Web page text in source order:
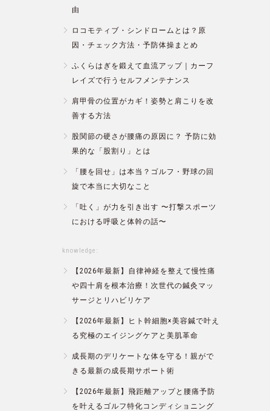
由
ロコモティブ・シンドロームとは？原
因・チェック方法・予防体操まとめ
ふくらはぎを鍛えて血流アップ｜カーフ
レイズで行うセルフメンテナンス
肩甲骨の位置がカギ！姿勢と肩こりを改
善する方法
股関節の硬さが腰痛の原因に？ 予防に効
果的な「股割り」とは
「腰を回せ」は本当？ゴルフ・野球の回
旋で本当に大切なこと
「吐く」が力を引き出す 〜打撃スポーツ
における呼吸と体幹の話〜
knowledge:
【2026年最新】自律神経を整えて慢性痛
や四十肩を根本治療！次世代の鍼灸マッ
サージとリハビリケア
【2026年最新】ヒト幹細胞×美容鍼で叶え
る究極のエイジングケアと美肌革命
成長期のデリケートな体を守る！親がで
きる最新の成長期サポート術
【2026年最新】飛距離アップと腰痛予防
を叶えるゴルフ特化コンディショニング